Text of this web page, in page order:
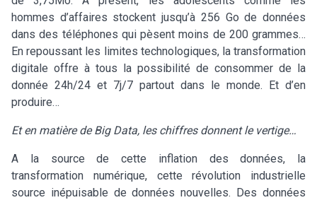
hommes d’affaires stockent jusqu’à 256 Go de données
dans des téléphones qui pèsent moins de 200 grammes…
En repoussant les limites technologiques, la transformation
digitale offre à tous la possibilité de consommer de la
donnée 24h/24 et 7j/7 partout dans le monde. Et d’en
produire…
Et en matière de Big Data, les chiffres donnent le vertige…
A la source de cette inflation des données, la
transformation numérique, cette révolution industrielle
source inépuisable de données nouvelles. Des données